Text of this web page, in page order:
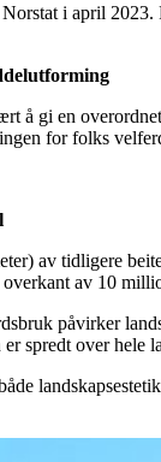
i april
å gi en
for folks
av tidligere
av 10
påvirker
spredt over hele